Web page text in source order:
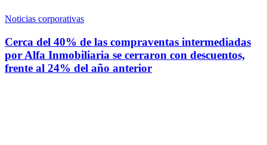
Noticias corporativas
Cerca del 40% de las compraventas intermediadas
por Alfa Inmobiliaria se cerraron con descuentos,
frente al 24% del año anterior